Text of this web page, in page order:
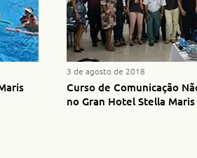
3 de agosto de 2018
Curso de Comunicação
no Gran Hotel Stella Maris